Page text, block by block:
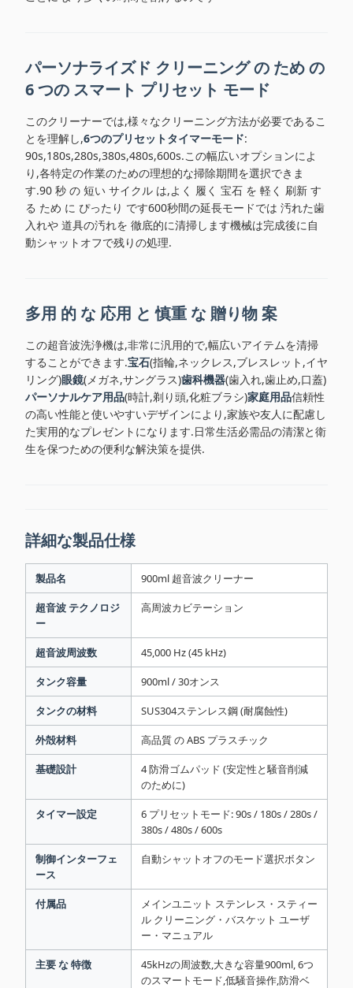
パーソナライズド クリーニング の ため の
6 つの スマート プリセット モード
このクリーナーでは,様々なクリーニング方法が必要であるこ
とを理解し,6つのプリセットタイマーモード:
90s,180s,280s,380s,480s,600s.この幅広いオプションによ
り,各特定の作業のための理想的な掃除期間を選択できま
す.90 秒 の 短い サイクル は,よく 履く 宝石 を 軽く 刷新 す
る ため に ぴったり です600秒間の延長モードでは 汚れた歯
入れや 道具の汚れを 徹底的に清掃します機械は完成後に自
動シャットオフで残りの処理.
多用 的 な 応用 と 慎重 な 贈り物 案
この超音波洗浄機は,非常に汎用的で,幅広いアイテムを清掃
することができます.宝石(指輪,ネックレス,ブレスレット,イヤ
リング)眼鏡(メガネ,サングラス)歯科機器(歯入れ,歯止め,口蓋)
パーソナルケア用品(時計,剃り頭,化粧ブラシ)家庭用品信頼性
の高い性能と使いやすいデザインにより,家族や友人に配慮し
た実用的なプレゼントになります.日常生活必需品の清潔と衛
生を保つための便利な解決策を提供.
詳細な製品仕様
製品名 900ml 超音波クリーナー
超音波 テクノロジ
ー
高周波カビテーション
超音波周波数 45,000 Hz (45 kHz)
タンク容量 900ml / 30オンス
タンクの材料 SUS304ステンレス鋼 (耐腐蝕性)
外殻材料 高品質 の ABS プラスチック
基礎設計
4 防滑ゴムパッド (安定性と騒音削減
のために)
タイマー設定
6 プリセットモード: 90s / 180s / 280s /
380s / 480s / 600s
制御インターフェ
ース
自動シャットオフのモード選択ボタン
付属品
メインユニット ステンレス・スティー
ル クリーニング・バスケット ユーザ
ー・マニュアル
主要 な 特徴
45kHzの周波数,大きな容量900ml, 6つ
のスマートモード,低騒音操作,防滑ベ